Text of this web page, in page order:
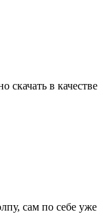
скачать в качестве
сам по себе уже